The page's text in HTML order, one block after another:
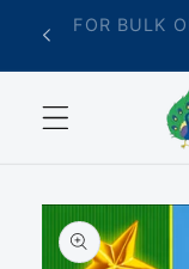
Skip to
content
FREE
Skip to
product
information